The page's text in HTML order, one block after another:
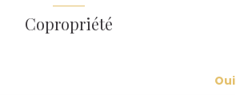
Copropriété
Oui